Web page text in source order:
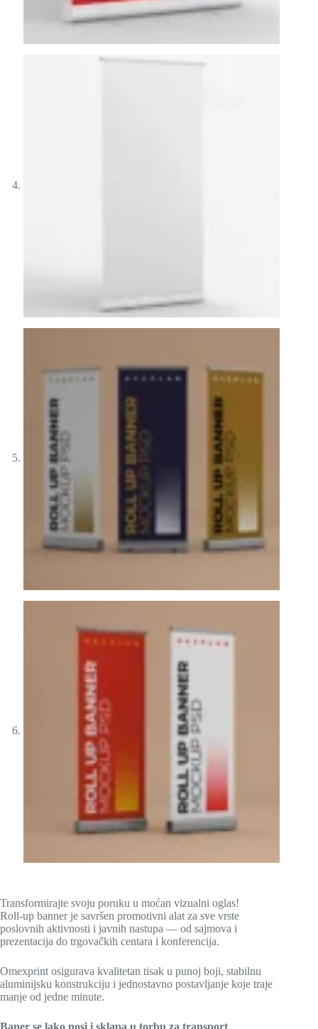
Transformirajte svoju poruku u moćan vizualni oglas!
Roll-up banner je savršen promotivni alat za sve vrste
poslovnih aktivnosti i javnih nastupa — od sajmova i
prezentacija do trgovačkih centara i konferencija.
Omexprint osigurava kvalitetan tisak u punoj boji, stabilnu
aluminijsku konstrukciju i jednostavno postavljanje koje traje
manje od jedne minute.
Baner se lako nosi i sklapa u torbu za transport